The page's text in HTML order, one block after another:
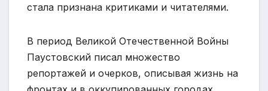
стала признана критиками и читателями.
В период Великой Отечественной Войны
Паустовский писал множество
репортажей и очерков, описывая жизнь на